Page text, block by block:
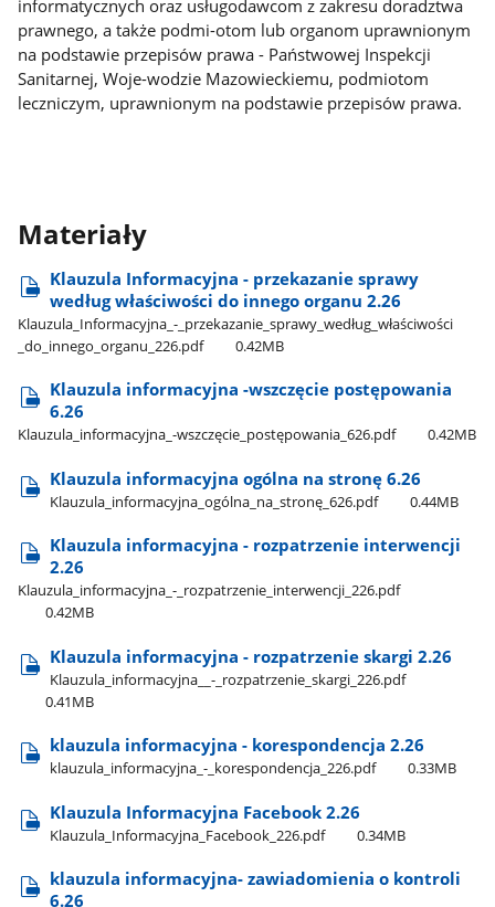
informatycznych oraz usługodawcom z zakresu doradztwa
prawnego, a także podmi-otom lub organom uprawnionym
na podstawie przepisów prawa - Państwowej Inspekcji
Sanitarnej, Woje-wodzie Mazowieckiemu, podmiotom
leczniczym, uprawnionym na podstawie przepisów prawa.
Materiały
Klauzula Informacyjna - przekazanie sprawy
według właściwości do innego organu 2.26
Klauzula​_Informacyjna​_-​_przekazanie​_sprawy​_według​_właściwości​
_do​_innego​_organu​_226.pdf
0.42MB
Klauzula informacyjna -wszczęcie postępowania
6.26
Klauzula​_informacyjna​_-wszczęcie​_postępowania​_626.pdf 0.42MB
Klauzula informacyjna ogólna na stronę 6.26
Klauzula​_informacyjna​_ogólna​_na​_stronę​_626.pdf 0.44MB
Klauzula informacyjna - rozpatrzenie interwencji
2.26
Klauzula​_informacyjna​_-​_rozpatrzenie​_interwencji​_226.pdf
0.42MB
Klauzula informacyjna - rozpatrzenie skargi 2.26
Klauzula​_informacyjna​_​_-​_rozpatrzenie​_skargi​_226.pdf
0.41MB
klauzula informacyjna - korespondencja 2.26
klauzula​_informacyjna​_-​_korespondencja​_226.pdf 0.33MB
Klauzula Informacyjna Facebook 2.26
Klauzula​_Informacyjna​_Facebook​_226.pdf 0.34MB
klauzula informacyjna- zawiadomienia o kontroli
6.26